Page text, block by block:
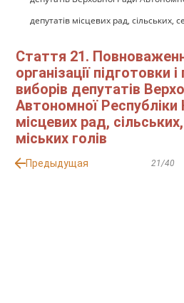
депутатів місцевих рад, сільських,
Стаття 21.
організації підготовки
виборів депутатів
Автономної Республіки
місцевих рад,
міських голів
Предыдущая 21/40